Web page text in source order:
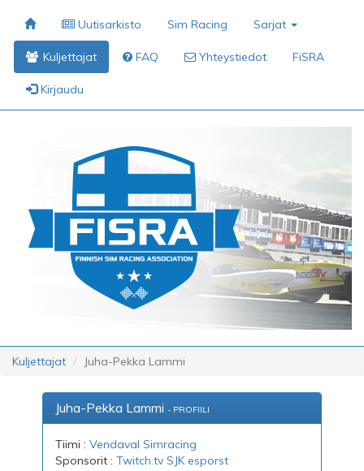
Uutisarkisto Sim Racing Sarjat
Kuljettajat FAQ Yhteystiedot FiSRA
Kirjaudu
Kuljettajat Juha-Pekka Lammi
Juha-Pekka Lammi - PROFIILI
Tiimi :Vendaval Simracing
Sponsorit :Twitch.tvSJK esporst